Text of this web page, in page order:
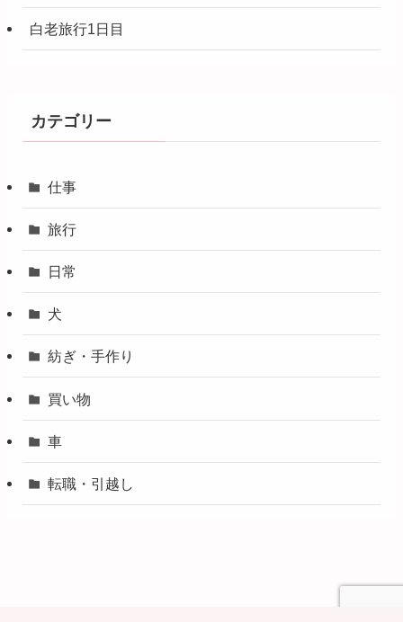
白老旅行1日目
カテゴリー
仕事
旅行
日常
犬
紡ぎ・手作り
買い物
車
転職・引越し